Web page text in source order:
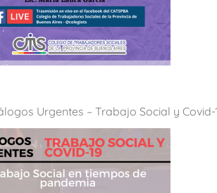
Urgentes – Trabajo Social y Covid-